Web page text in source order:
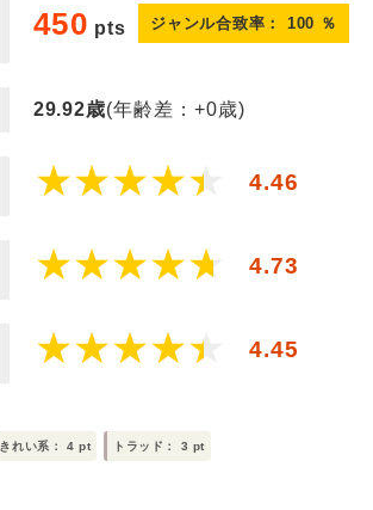
450 pts ジャンル合致率： 100 ％
29.92歳(年齢差：+0歳)
4.46
4.73
4.45
きれい系： 4 pt トラッド： 3 pt